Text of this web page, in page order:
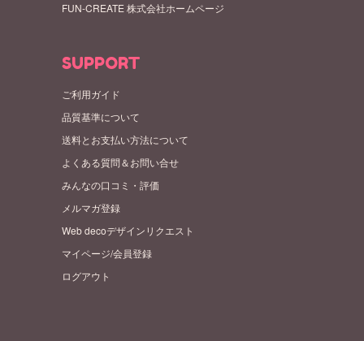
FUN-CREATE 株式会社ホームページ
SUPPORT
ご利用ガイド
品質基準について
送料とお支払い方法について
よくある質問＆お問い合せ
みんなの口コミ・評価
メルマガ登録
Web decoデザインリクエスト
マイページ/会員登録
ログアウト